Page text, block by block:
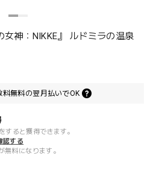
女神：NIKKE』 ルドミラの温泉
料無料の翌月払いでOK
すると獲得できます。
認する
料になります。